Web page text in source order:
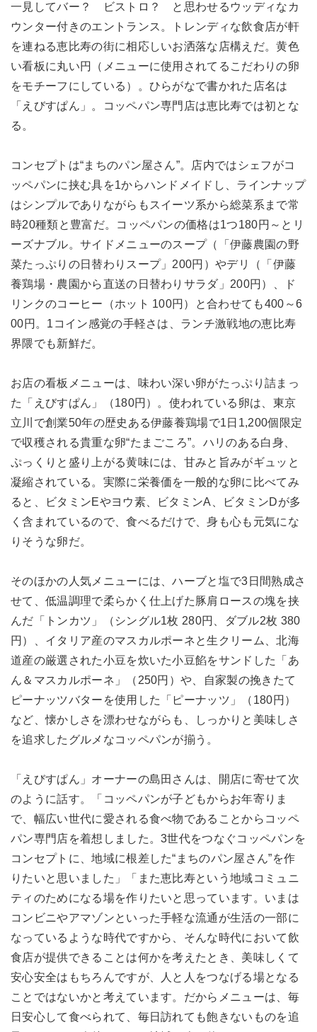
一見してバー？ ビストロ？ と思わせるウッディなカ
ウンター付きのエントランス。トレンディな飲食店が軒
を連ねる恵比寿の街に相応しいお洒落な店構えだ。黄色
い看板に丸い円（メニューに使用されてるこだわりの卵
をモチーフにしている）。ひらがなで書かれた店名は
「えびすぱん」。コッペパン専門店は恵比寿では初とな
る。
コンセプトは“まちのパン屋さん”。店内ではシェフがコ
ッペパンに挟む具を1からハンドメイドし、ラインナップ
はシンプルでありながらもスイーツ系から総菜系まで常
時20種類と豊富だ。コッペパンの価格は1つ180円～とリ
ーズナブル。サイドメニューのスープ（「伊藤農園の野
菜たっぷりの日替わりスープ」200円）やデリ（「伊藤
養鶏場・農園から直送の日替わりサラダ」200円）、ド
リンクのコーヒー（ホット 100円）と合わせても400～6
00円。1コイン感覚の手軽さは、ランチ激戦地の恵比寿
界隈でも新鮮だ。
お店の看板メニューは、味わい深い卵がたっぷり詰まっ
た「えびすぱん」（180円）。使われている卵は、東京
立川で創業50年の歴史ある伊藤養鶏場で1日1,200個限定
で収穫される貴重な卵“たまごころ”。ハリのある白身、
ぷっくりと盛り上がる黄味には、甘みと旨みがギュッと
凝縮されている。実際に栄養価を一般的な卵に比べてみ
ると、ビタミンEやヨウ素、ビタミンA、ビタミンDが多
く含まれているので、食べるだけで、身も心も元気にな
りそうな卵だ。
そのほかの人気メニューには、ハーブと塩で3日間熟成さ
せて、低温調理で柔らかく仕上げた豚肩ロースの塊を挟
んだ「トンカツ」（シングル1枚 280円、ダブル2枚 380
円）、イタリア産のマスカルポーネと生クリーム、北海
道産の厳選された小豆を炊いた小豆餡をサンドした「あ
ん＆マスカルポーネ」（250円）や、自家製の挽きたて
ピーナッツバターを使用した「ピーナッツ」（180円）
など、懐かしさを漂わせながらも、しっかりと美味しさ
を追求したグルメなコッペパンが揃う。
「えびすぱん」オーナーの島田さんは、開店に寄せて次
のように話す。「コッペパンが子どもからお年寄りま
で、幅広い世代に愛される食べ物であることからコッペ
パン専門店を着想しました。3世代をつなぐコッペパンを
コンセプトに、地域に根差した“まちのパン屋さん”を作
りたいと思いました」「また恵比寿という地域コミュニ
ティのためになる場を作りたいと思っています。いまは
コンビニやアマゾンといった手軽な流通が生活の一部に
なっているような時代ですから、そんな時代において飲
食店が提供できることは何かを考えたとき、美味しくて
安心安全はもちろんですが、人と人をつなげる場となる
ことではないかと考えています。だからメニューは、毎
日安心して食べられて、毎日訪れても飽きないものを追